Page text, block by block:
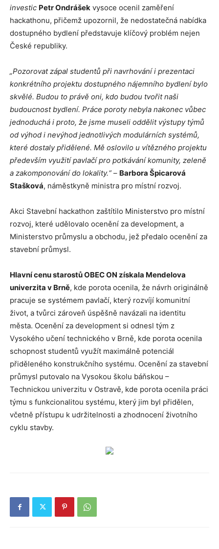
investic Petr Ondrášek vysoce ocenil zaměření
hackathonu, přičemž upozornil, že nedostatečná nabídka
dostupného bydlení představuje klíčový problém nejen
České republiky.
„Pozorovat zápal studentů při navrhování i prezentaci
konkrétního projektu dostupného nájemního bydlení bylo
skvělé. Budou to právě oni, kdo budou tvořit naši
budoucnost bydlení. Práce poroty nebyla nakonec vůbec
jednoduchá i proto, že jsme museli oddělit výstupy týmů
od výhod i nevýhod jednotlivých modulárních systémů,
které dostaly přidělené. Mě oslovilo u vítězného projektu
především využití pavlačí pro potkávání komunity, zeleně
a zakomponování do lokality.“– Barbora Špicarová
Stašková, náměstkyně ministra pro místní rozvoj.
Akci Stavební hackathon zaštítilo Ministerstvo pro místní
rozvoj, které udělovalo ocenění za development, a
Ministerstvo průmyslu a obchodu, jež předalo ocenění za
stavební průmysl.
Hlavní cenu starostů OBEC ON získala Mendelova
univerzita v Brně, kde porota ocenila, že návrh originálně
pracuje se systémem pavlačí, který rozvíjí komunitní
život, a tvůrci zároveň úspěšně navázali na identitu
města. Ocenění za development si odnesl tým z
Vysokého učení technického v Brně, kde porota ocenila
schopnost studentů využít maximálně potenciál
přiděleného konstrukčního systému. Ocenění za stavební
průmysl putovalo na Vysokou školu báňskou –
Technickou univerzitu v Ostravě, kde porota ocenila práci
týmu s funkcionalitou systému, který jim byl přidělen,
včetně přístupu k udržitelnosti a zhodnocení životního
cyklu stavby.